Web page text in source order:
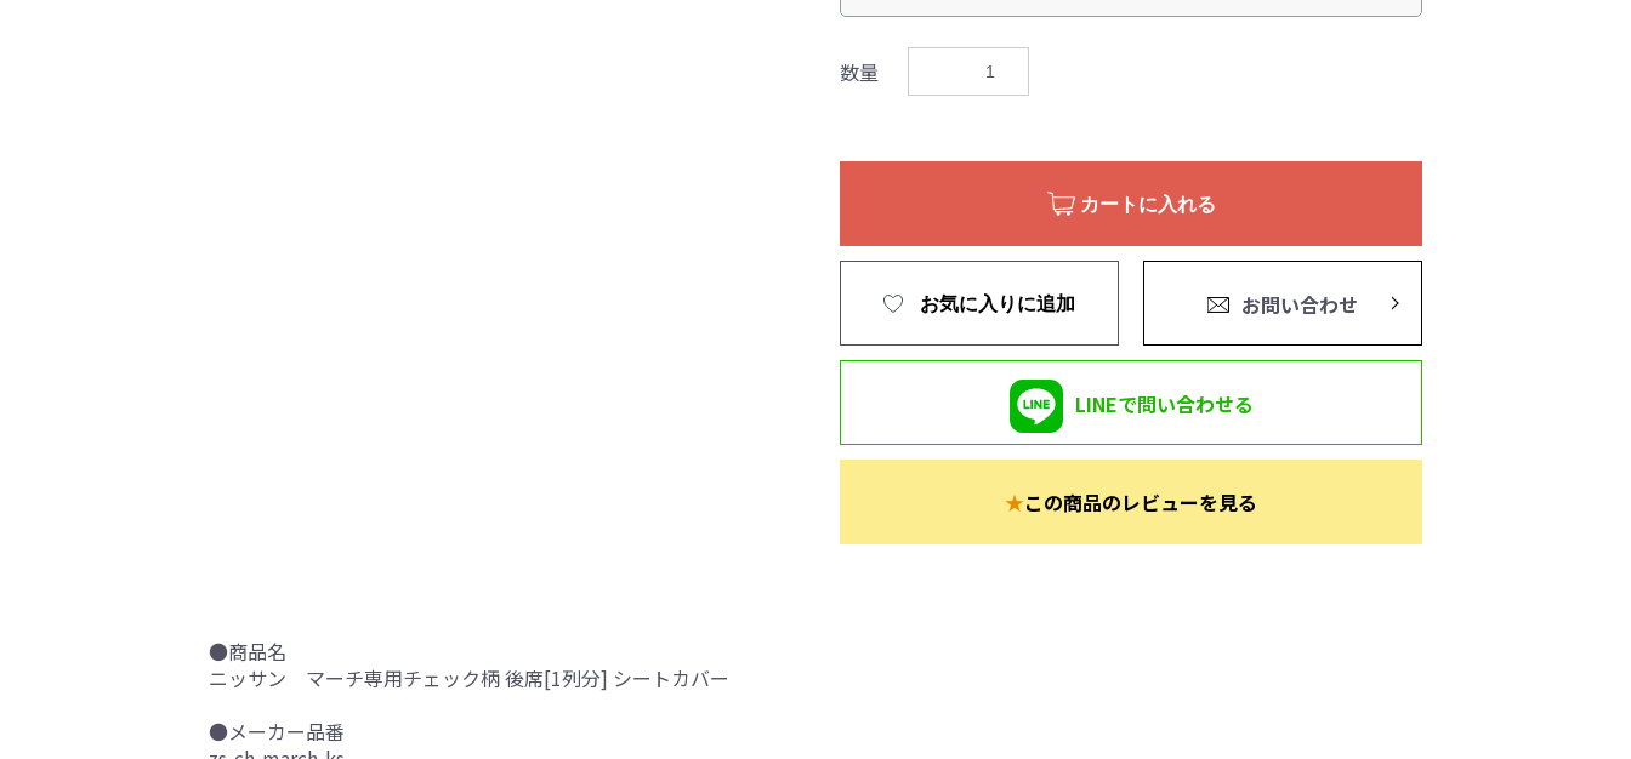
数量
カートに入れる
お気に入りに追加 お問い合わせ
LINEで問い合わせる
★この商品のレビューを見る
●商品名
ニッサン マーチ専用チェック柄 後席[1列分] シートカバー
●メーカー品番